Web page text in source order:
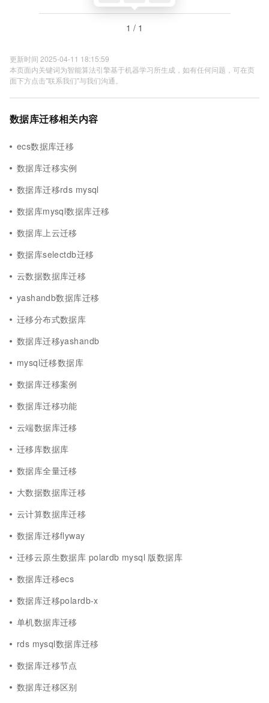
1 / 1
更新时间 2025-04-11 18:15:59
本页面内关键词为智能算法引擎基于机器学习所生成，如有任何问题，可在页
面下方点击"联系我们"与我们沟通。
数据库迁移相关内容
ecs数据库迁移
数据库迁移实例
数据库迁移rds mysql
数据库mysql数据库迁移
数据库上云迁移
数据库selectdb迁移
云数据数据库迁移
yashandb数据库迁移
迁移分布式数据库
数据库迁移yashandb
mysql迁移数据库
数据库迁移案例
数据库迁移功能
云端数据库迁移
迁移库数据库
数据库全量迁移
大数据数据库迁移
云计算数据库迁移
数据库迁移flyway
迁移云原生数据库 polardb mysql 版数据库
数据库迁移ecs
数据库迁移polardb-x
单机数据库迁移
rds mysql数据库迁移
数据库迁移节点
数据库迁移区别